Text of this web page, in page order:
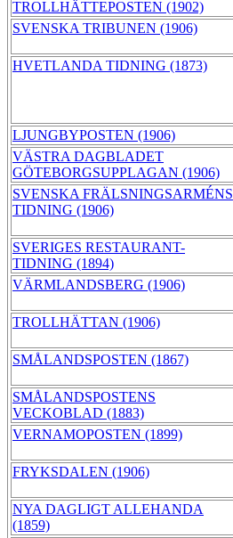
TROLLHÄTTEPOSTEN (1902)
SVENSKA TRIBUNEN (1906)
HVETLANDA TIDNING (1873)
LJUNGBYPOSTEN (1906)
VÄSTRA DAGBLADET
GÖTEBORGSUPPLAGAN (1906)
SVENSKA FRÄLSNINGSARMÉNS
TIDNING (1906)
SVERIGES RESTAURANT-
TIDNING (1894)
VÄRMLANDSBERG (1906)
TROLLHÄTTAN (1906)
SMÅLANDSPOSTEN (1867)
SMÅLANDSPOSTENS
VECKOBLAD (1883)
VERNAMOPOSTEN (1899)
FRYKSDALEN (1906)
NYA DAGLIGT ALLEHANDA
(1859)